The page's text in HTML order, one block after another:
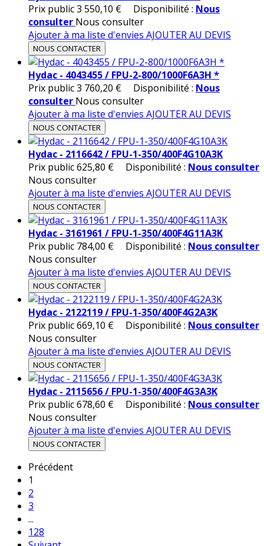
Prix public3 550,10 € Disponibilité : Nous
consulter Nous consulter
Ajouter à ma liste d'envies AJOUTER AU DEVIS
NOUS CONTACTER
Hydac - 4043455 / FPU-2-800/1000F6A3H *
Prix public3 760,20 € Disponibilité : Nous
consulter Nous consulter
Ajouter à ma liste d'envies AJOUTER AU DEVIS
NOUS CONTACTER
Hydac - 2116642 / FPU-1-350/400F4G10A3K
Prix public625,80 € Disponibilité : Nous consulter
Nous consulter
Ajouter à ma liste d'envies AJOUTER AU DEVIS
NOUS CONTACTER
Hydac - 3161961 / FPU-1-350/400F4G11A3K
Prix public 784,00 € Disponibilité : Nous consulter
Nous consulter
Ajouter à ma liste d'envies AJOUTER AU DEVIS
NOUS CONTACTER
Hydac - 2122119 / FPU-1-350/400F4G2A3K
Prix public669,10 € Disponibilité : Nous consulter
Nous consulter
Ajouter à ma liste d'envies AJOUTER AU DEVIS
NOUS CONTACTER
Hydac - 2115656 / FPU-1-350/400F4G3A3K
Prix public678,60 € Disponibilité : Nous consulter
Nous consulter
Ajouter à ma liste d'envies AJOUTER AU DEVIS
NOUS CONTACTER
Précédent
1
2
3
...
128